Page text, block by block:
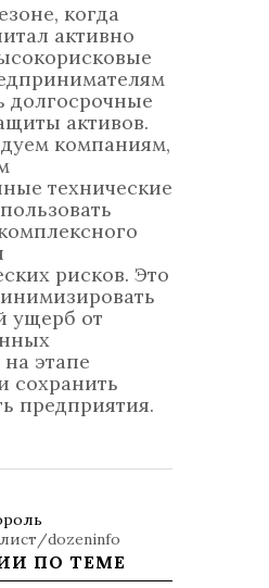
когда
активно
долгосрочные
активов.
компаниям,
технические
рисков. Это
ущерб от
этапе
сохранить
предприятия.
dozeninfo
ПО ТЕМЕ